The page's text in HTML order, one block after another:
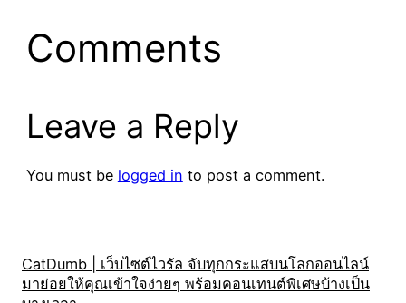
Comments
Leave a Reply
You must be logged in to post a comment.
CatDumb | เว็บไซต์ไวรัล จับทุกกระแสบนโลกออนไลน์
มาย่อยให้คุณเข้าใจง่ายๆ พร้อมคอนเทนต์พิเศษบ้างเป็น